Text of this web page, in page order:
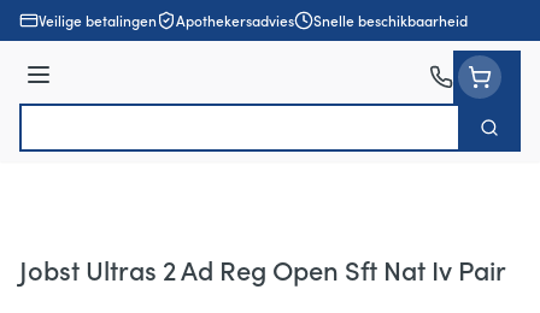
Ga naar de inhoud
Veilige betalingen Apothekersadvies Snelle beschikbaarheid
Menu
Zoek
Jobst Ultras 2 Ad Reg Open Sft Nat Iv Pair